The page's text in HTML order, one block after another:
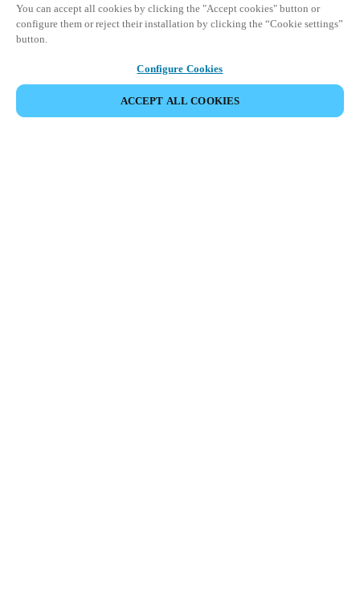
You can accept all cookies by clicking the "Accept cookies" button or
configure them or reject their installation by clicking the “Cookie settings”
button.
Configure Cookies
ACCEPT ALL COOKIES